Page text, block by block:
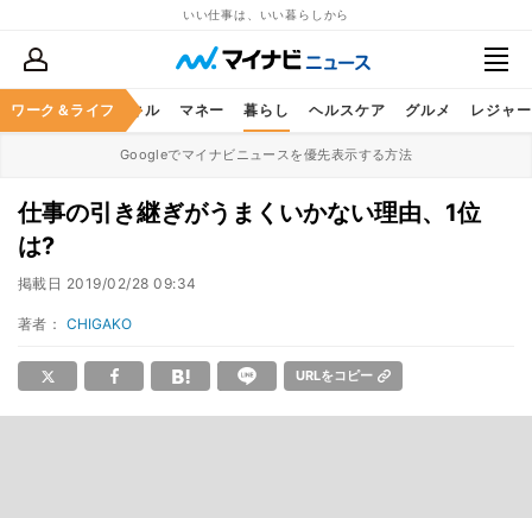
いい仕事は、いい暮らしから
ワーク＆ライフ
ア ビジネススキル マネー 暮らし ヘルスケア グルメ レジャー
Googleでマイナビニュースを優先表示する方法
仕事の引き継ぎがうまくいかない理由、1位
は?
掲載日 2019/02/28 09:34
著者： CHIGAKO
URLをコピー